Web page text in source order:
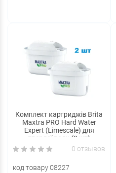
Комплект картриджів Brita
Maxtra PRO Hard Water
Expert (Limescale) для
твердої води (2 шт)
0 отзывов
код товару 08227